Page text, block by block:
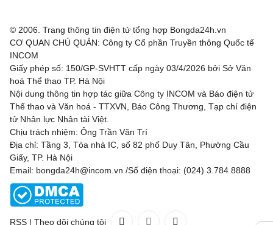
© 2006. Trang thông tin điện tử tổng hợp Bongda24h.vn
CƠ QUAN CHỦ QUẢN: Công ty Cổ phần Truyền thông Quốc tế
INCOM
Giấy phép số: 150/GP-SVHTT cấp ngày 03/4/2026 bởi Sở Văn
hoá Thể thao TP. Hà Nội
Nội dung thông tin hợp tác giữa Công ty INCOM và Báo điện tử
Thể thao và Văn hoá - TTXVN, Báo Công Thương, Tạp chí điện
tử Nhân lực Nhân tài Việt.
Chịu trách nhiệm: Ông Trần Văn Trí
Địa chỉ: Tầng 3, Tòa nhà IC, số 82 phố Duy Tân, Phường Cầu
Giấy, TP. Hà Nội
Email: bongda24h@incom.vn /Số điện thoại: (024) 3.784 8888
RSS | Theo dõi chúng tôi